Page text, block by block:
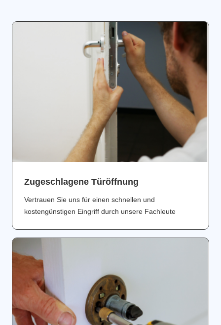
Zugeschlagene Türöffnung
Vertrauen Sie uns für einen schnellen und
kostengünstigen Eingriff durch unsere Fachleute